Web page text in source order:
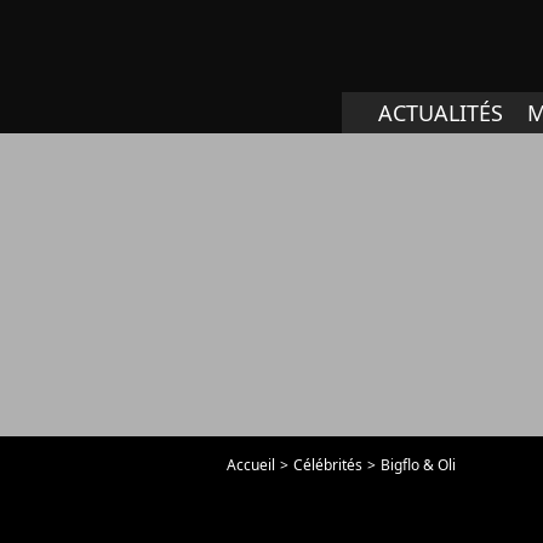
ACTUALITÉS
Accueil Célébrités Bigflo & Oli